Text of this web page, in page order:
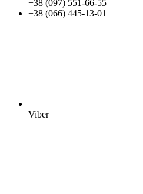
+38 (097) 551-66-55
+38 (066) 445-13-01
Viber